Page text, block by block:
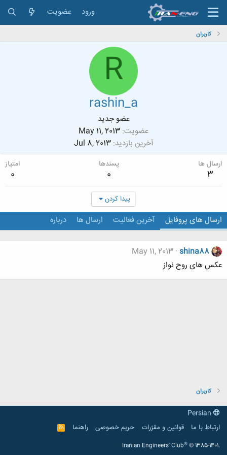
ورود عضویت
کاربران
R
rashin_a
عضو جدید
عضویت May 11, 2013
آخرین بازدید Jul 8, 2013
ارسال ها
3
پسندها
0
امتیاز
0
پیدا کردن
ارسال های پروفایل آخرین فعالیت ارسال ها درباره
shina88
May 11, 2013
عکس های روح نواز
کاربران
ارتباط با ما
قوانین و مقرّرات حریم خصوصی راهنما
R
S
Iranian Engineers' Club® © 1385-1401.